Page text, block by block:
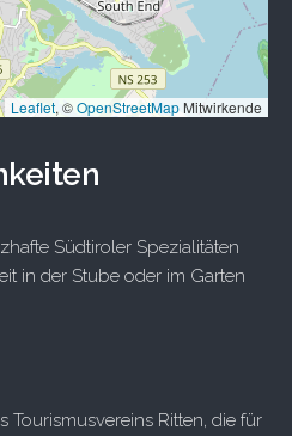
Leaflet, ©OpenStreetMapMitwirkende
Südtiroler Spezialitäten
in der Stube oder im Garten
Tourismusvereins Ritten, die für